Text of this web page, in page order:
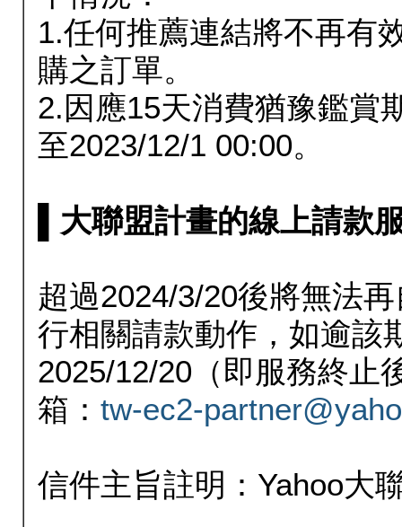
1.任何推薦連結將不再有
購之訂單。
2.因應15天消費猶豫鑑賞
至2023/12/1 00:00。
▌大聯盟計畫的線上請款
超過2024/3/20後將無法
行相關請款動作，如逾該
2025/12/20（即服務終止
箱： tw-ec2-
信件主旨註明：Yahoo大